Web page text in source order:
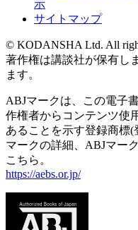
示
サイトマップ
© KODANSHA Ltd. All
著作権は講談社が保有し
ます。
ABJマークは、この電子
作権者からコンテンツ使
あることを示す登録商標(
マークの詳細、ABJマー
こちら。
https://aebs.or.jp/